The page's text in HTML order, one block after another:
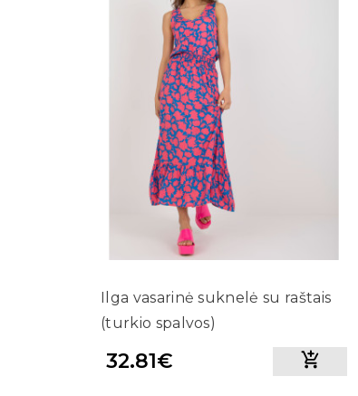
Ilga vasarinė suknelė su raštais
(turkio spalvos)
32.81€